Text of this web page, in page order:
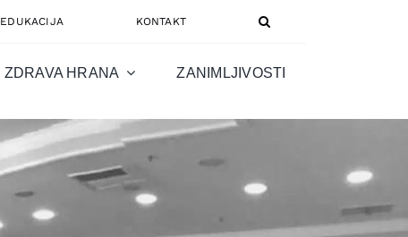
EDUKACIJA KONTAKT
ZDRAVA HRANA ZANIMLJIVOSTI